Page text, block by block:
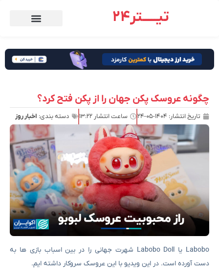
تیـــــتر24
چگونه عروسک پکن جهان را از پکن فتح کرد؟
تاریخ انتشار: ۱۴۰۴-۰۵-۲۴ ساعت انتشار ۱۳:۲۲ دسته بندی: اخبار روز
Labobo یا Labobo Doll شهرت جهانی را در بین اسباب بازی ها به
دست آورده است. در این ویدیو با این عروسک سروکار داشته ایم.